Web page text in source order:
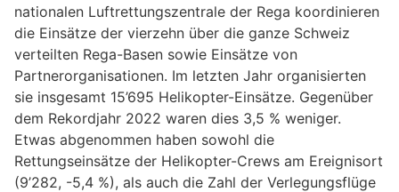
nationalen Luftrettungszentrale der Rega koordinieren
die Einsätze der vierzehn über die ganze Schweiz
verteilten Rega-Basen sowie Einsätze von
Partnerorganisationen. Im letzten Jahr organisierten
sie insgesamt 15’695 Helikopter-Einsätze. Gegenüber
dem Rekordjahr 2022 waren dies 3,5 % weniger.
Etwas abgenommen haben sowohl die
Rettungseinsätze der Helikopter-Crews am Ereignisort
(9’282, -5,4 %), als auch die Zahl der Verlegungsflüge